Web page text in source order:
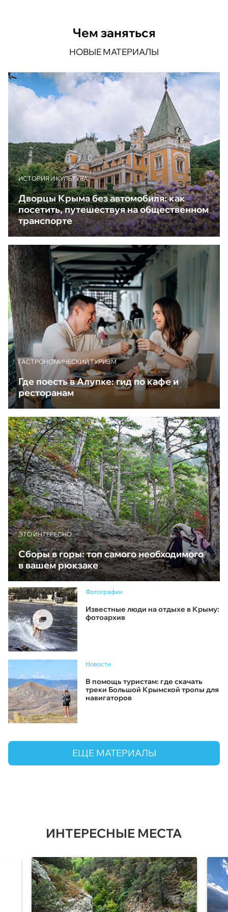
Чем заняться
НОВЫЕ МАТЕРИАЛЫ
ИСТОРИЯ И КУЛЬТУРА
Дворцы Крыма без автомобиля: как
посетить, путешествуя на общественном
транспорте
ГАСТРОНОМИЧЕСКИЙ ТУРИЗМ
Где поесть в Алупке: гид по кафе и
ресторанам
ЭТО ИНТЕРЕСНО
Сборы в горы: топ самого необходимого
в вашем рюкзаке
Фотографии
Известные люди на отдыхе в Крыму:
фотоархив
Новости
В помощь туристам: где скачать
треки Большой Крымской тропы для
навигаторов
ЕЩЕ МАТЕРИАЛЫ
ИНТЕРЕСНЫЕ МЕСТА